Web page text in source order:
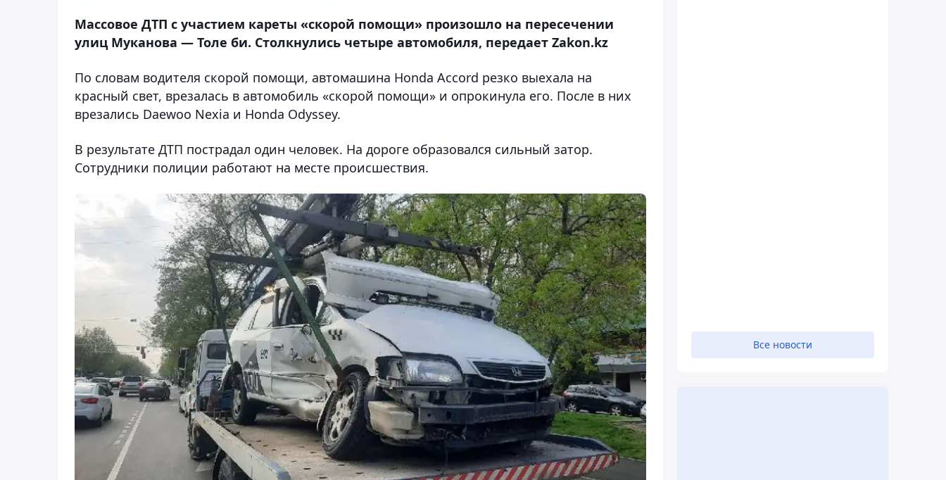
Массовое ДТП c участием кареты «скорой помощи» произошло на пересечении
улиц Муканова — Толе би. Столкнулись четыре автомобиля, передает Zakon.kz
По словам водителя скорой помощи, автомашина Honda Accord резко выехала на
красный свет, врезалась в автомобиль «скорой помощи» и опрокинула его. После в них
врезались Daewoo Nexia и Honda Odyssey.
В результате ДТП пострадал один человек. На дороге образовался сильный затор.
Сотрудники полиции работают на месте происшествия.
Все новости